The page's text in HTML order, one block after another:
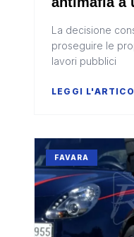
La decisione
proseguire le
lavori pubblici
LEGGI
FAVARA